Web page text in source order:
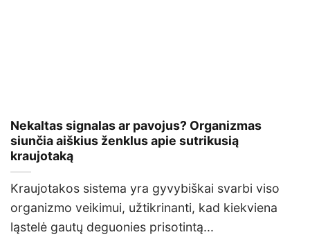
Nekaltas signalas ar pavojus? Organizmas
siunčia aiškius ženklus apie sutrikusią
kraujotaką
Kraujotakos sistema yra gyvybiškai svarbi viso
organizmo veikimui, užtikrinanti, kad kiekviena
ląstelė gautų deguonies prisotintą...